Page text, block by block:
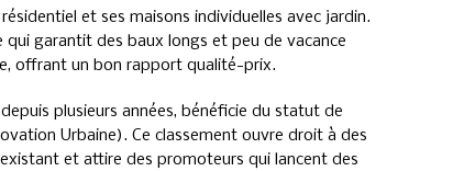
et ses maisons individuelles avec jardin.
garantit des baux longs et peu de vacance
offrant un bon rapport qualité-prix.
plusieurs années, bénéficie du statut de
Urbaine). Ce classement ouvre droit à des
et attire des promoteurs qui lancent des